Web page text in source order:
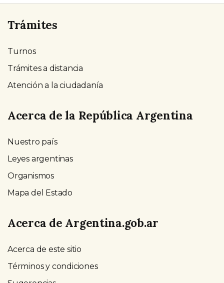
Trámites
Turnos
Trámites a distancia
Atención a la ciudadanía
Acerca de la República Argentina
Nuestro país
Leyes argentinas
Organismos
Mapa del Estado
Acerca de Argentina.gob.ar
Acerca de este sitio
Términos y condiciones